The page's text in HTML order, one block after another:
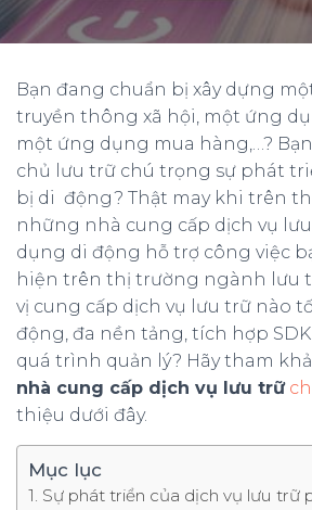
Bạn đang chuẩn bị xây dựng
truyền thông xã hội, một ứng
một ứng dụng mua hàng,…?
chủ lưu trữ chú trọng sự phát
bị di động? Thật may khi trên
những nhà cung cấp dịch vụ
dụng di động hỗ trợ công việc
hiện trên thị trường ngành lưu
vị cung cấp dịch vụ lưu trữ nào
động, đa nền tảng, tích hợp
quá trình quản lý? Hãy tham
nhà cung cấp dịch vụ lưu trữ
thiệu dưới đây.
Mục lục
Sự phát triển của dịch vụ lưu trữ